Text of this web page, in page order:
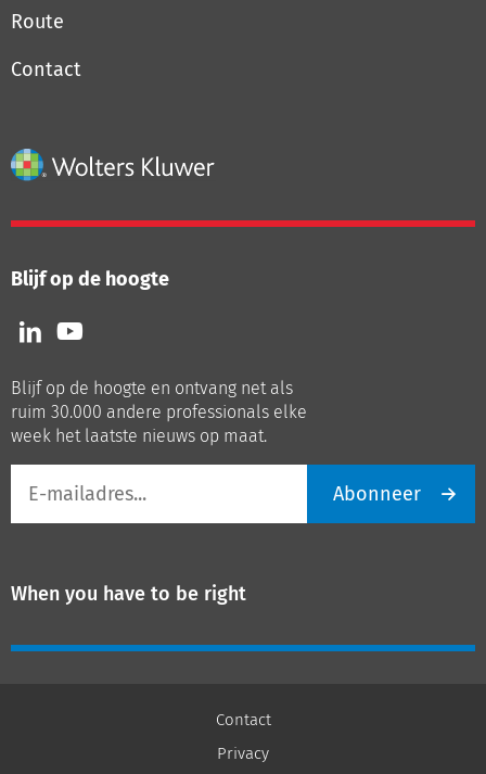
Route
Contact
Blijf op de hoogte
Volg
ons
LinkedIn
Volg
ons
Youtube
Blijf op de hoogte en ontvang net als
ruim 30.000 andere professionals elke
week het laatste nieuws op maat.
mailadres
Abonneer
When you have to be right
Contact
Privacy